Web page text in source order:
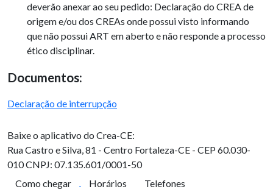
deverão anexar ao seu pedido: Declaração do CREA de
origem e/ou dos CREAs onde possui visto informando
que não possui ART em aberto e não responde a processo
ético disciplinar.
Documentos:
Declaração de interrupção
Baixe o aplicativo do Crea-CE:
Rua Castro e Silva, 81 - Centro Fortaleza-CE - CEP 60.030-
010CNPJ: 07.135.601/0001-50
Como chegar
Horários
Telefones